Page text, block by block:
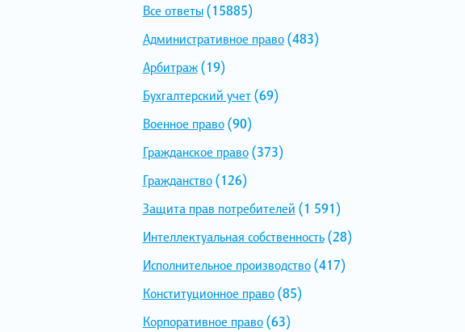
Все ответы(15885)
Административное право(483)
Арбитраж(19)
Бухгалтерский учет(69)
Военное право(90)
Гражданское право(373)
Гражданство(126)
Защита прав потребителей (1 591)
Интеллектуальная собственность(28)
Исполнительное производство(417)
Конституционное право(85)
Корпоративное право(63)